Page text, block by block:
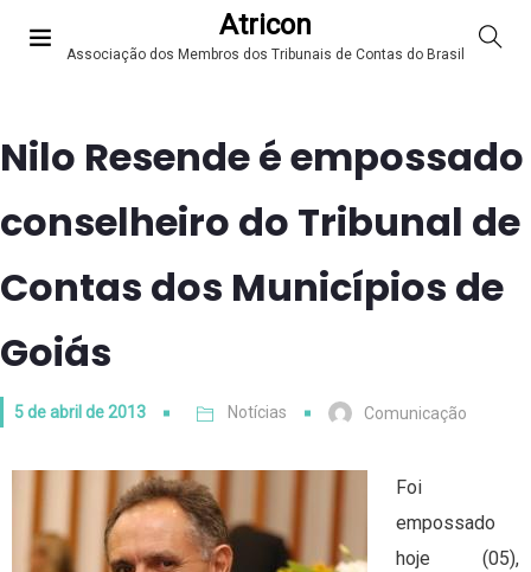
Atricon
Associação dos Membros dos Tribunais de Contas do Brasil
Nilo Resende é empossado
conselheiro do Tribunal de
Contas dos Municípios de
Goiás
5 de abril de 2013 Notícias Comunicação
Foi
empossado
hoje (05),